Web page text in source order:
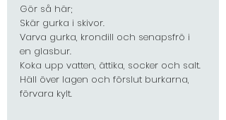
Gör så här;
Skär gurka i skivor.
Varva gurka, krondill och senapsfrö i
en glasbur.
Koka upp vatten, ättika, socker och salt.
Häll över lagen och förslut burkarna,
förvara kylt.